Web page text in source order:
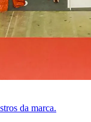
da marca.